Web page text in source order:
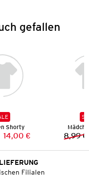
gefallen
Shorty
Vorheriger Preis:
Neuer Preis:
14,00 € 8,99 €
Filialen